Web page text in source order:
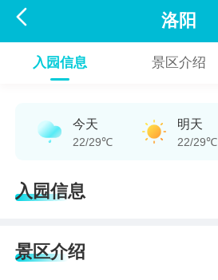
 洛阳
入园信息 景区介绍
今天
22/29℃
明天
22/29℃
入园信息
景区介绍